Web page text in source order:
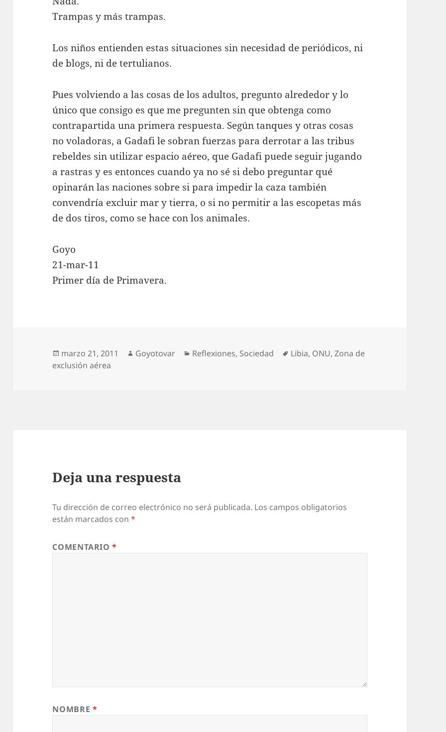
Trampas y más trampas.
Los niños entienden estas situaciones sin necesidad de periódicos, ni
de blogs, ni de tertulianos.
Pues volviendo a las cosas de los adultos, pregunto alrededor y lo
único que consigo es que me pregunten sin que obtenga como
contrapartida una primera respuesta. Según tanques y otras cosas
no voladoras, a Gadafi le sobran fuerzas para derrotar a las tribus
rebeldes sin utilizar espacio aéreo, que Gadafi puede seguir jugando
a rastras y es entonces cuando ya no sé si debo preguntar qué
opinarán las naciones sobre si para impedir la caza también
convendría excluir mar y tierra, o si no permitir a las escopetas más
de dos tiros, como se hace con los animales.
Goyo
21-mar-11
Primer día de Primavera.
Publicado
el
marzo 21, 2011 Autor
Goyotovar Categorías
Reflexiones, Sociedad Etiquetas
Libia, ONU,Zona de
exclusión aérea
Deja una respuesta
Tu dirección de correo electrónico no será publicada. Los campos obligatorios
están marcados con*
COMENTARIO*
NOMBRE *